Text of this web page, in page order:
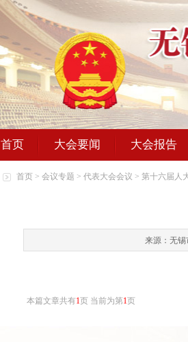
首页 大会要闻 大会报告
首页 > 会议专题 > 代表大会会议 > 第十六届人
来源：无
本篇文章共有1页 当前为第1页